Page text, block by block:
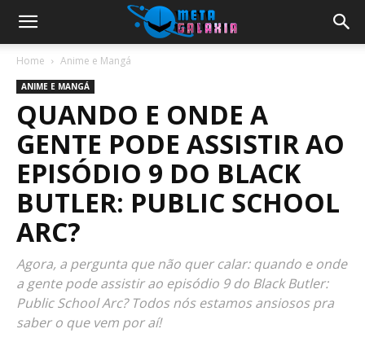
Home Anime e Mangá
ANIME E MANGÁ
QUANDO E ONDE A
GENTE PODE ASSISTIR AO
EPISÓDIO 9 DO BLACK
BUTLER: PUBLIC SCHOOL
ARC?
Agora, a pergunta que não quer calar: quando e onde
a gente pode assistir ao episódio 9 do Black Butler:
Public School Arc? Todos nós estamos ansiosos pra
saber o que vem por aí!